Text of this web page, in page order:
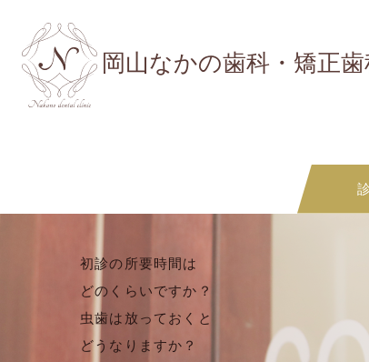
岡山なかの歯科・矯正
初診の所要時間は
どのくらいですか？
虫歯は放っておくと
どうなりますか？